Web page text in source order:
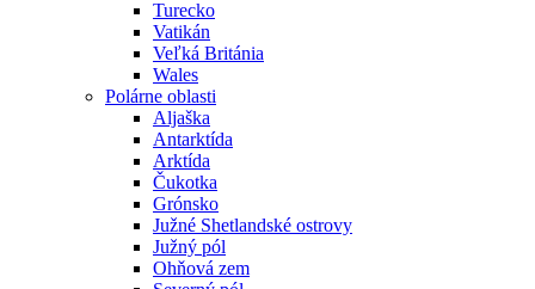
Turecko
Vatikán
Veľká Británia
Wales
Polárne oblasti
Aljaška
Antarktída
Arktída
Čukotka
Grónsko
Južné Shetlandské ostrovy
Južný pól
Ohňová zem